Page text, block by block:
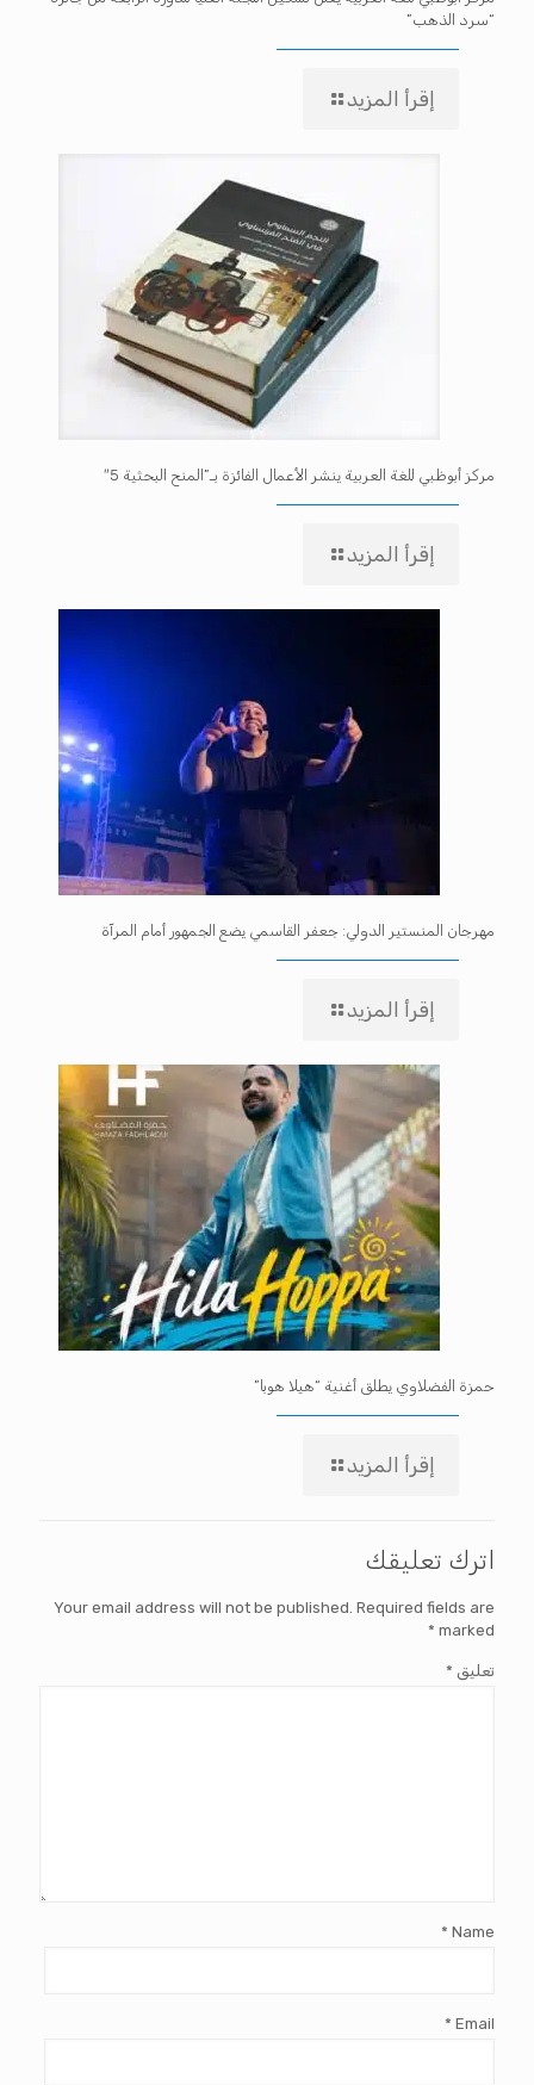
“سرد الذهب”
إقرأ المزيد
مركز أبوظبي للغة العربية ينشر الأعمال الفائزة بـ”المنح البحثية 5″
إقرأ المزيد
مهرجان المنستير الدولي: جعفر القاسمي يضع الجمهور أمام المرآة
إقرأ المزيد
حمزة الفضلاوي يطلق أغنية “هيلا هوبا”
إقرأ المزيد
اترك تعليقك
Your email address will not be published. Required fields are
marked
*
تعليق *
Name
*
Email
*